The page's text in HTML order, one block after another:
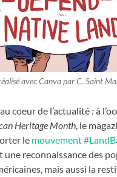
avec Canva par C. Saint
coeur de l’actualité : à
Heritage Month, le
le mouvement
une reconnaissance des
mais aussi la